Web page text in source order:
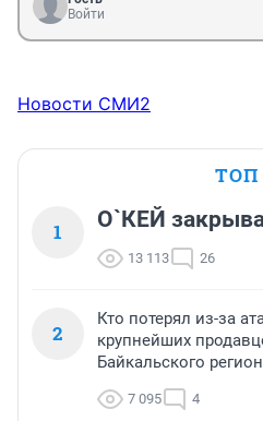
Войти
Новости СМИ2
ТОП
1 О`КЕЙ
13 113 26
2
Кто потерял из-за
крупнейших
Байкальского
7 095 4